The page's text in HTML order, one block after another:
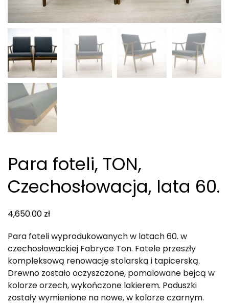
Para foteli, TON,
Czechosłowacja, lata 60.
4,650.00 zł
Para foteli wyprodukowanych w latach 60. w
czechosłowackiej Fabryce Ton. Fotele przeszły
kompleksową renowację stolarską i tapicerską.
Drewno zostało oczyszczone, pomalowane bejcą w
kolorze orzech, wykończone lakierem. Poduszki
zostały wymienione na nowe, w kolorze czarnym.